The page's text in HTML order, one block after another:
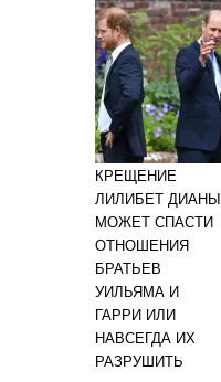
КРЕЩЕНИЕ
ЛИЛИБЕТ ДИАНЫ
МОЖЕТ СПАСТИ
ОТНОШЕНИЯ
БРАТЬЕВ
УИЛЬЯМА И
ГАРРИ ИЛИ
НАВСЕГДА ИХ
РАЗРУШИТЬ